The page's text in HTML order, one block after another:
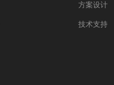
方案设计
技术支持